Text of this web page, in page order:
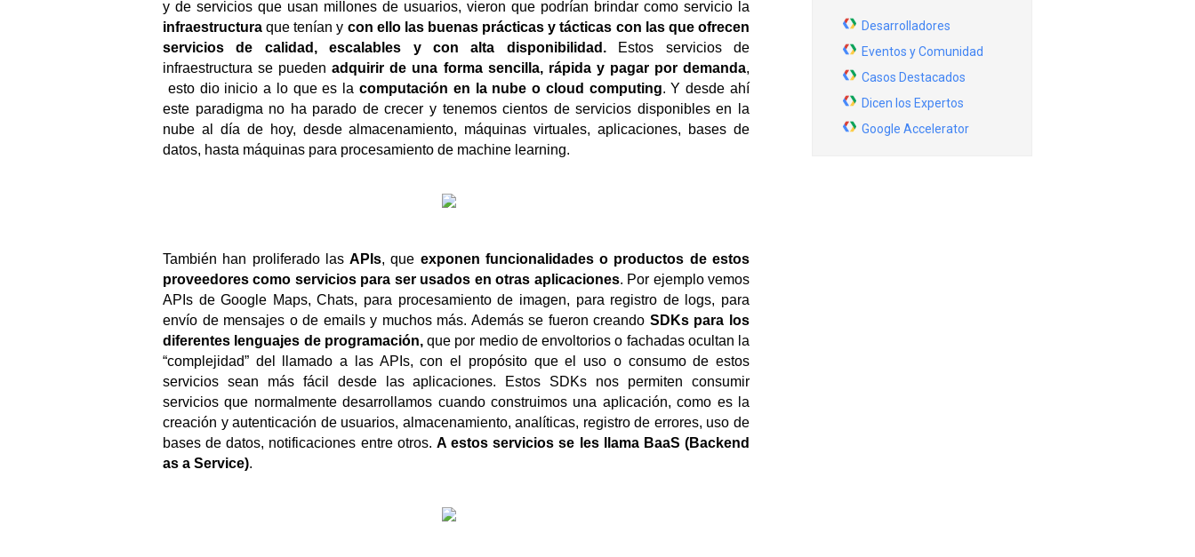
infraestructura que tenían y con ello las buenas prácticas y tácticas con las que ofrecen
servicios de calidad, escalables y con alta disponibilidad. Estos servicios de
infraestructura se pueden adquirir de una forma sencilla, rápida y pagar por demanda,
esto dio inicio a lo que es la computación en la nube o cloud computing. Y desde ahí
este paradigma no ha parado de crecer y tenemos cientos de servicios disponibles en la
nube al día de hoy, desde almacenamiento, máquinas virtuales, aplicaciones, bases de
datos, hasta máquinas para procesamiento de machine learning.
También han proliferado las APIs, que exponen funcionalidades o productos de estos
proveedores como servicios para ser usados en otras aplicaciones. Por ejemplo vemos
APIs de Google Maps, Chats, para procesamiento de imagen, para registro de logs, para
envío de mensajes o de emails y muchos más. Además se fueron creando SDKs para los
diferentes lenguajes de programación, que por medio de envoltorios o fachadas ocultan la
“complejidad” del llamado a las APIs, con el propósito que el uso o consumo de estos
servicios sean más fácil desde las aplicaciones. Estos SDKs nos permiten consumir
servicios que normalmente desarrollamos cuando construimos una aplicación, como es la
creación y autenticación de usuarios, almacenamiento, analíticas, registro de errores, uso de
bases de datos, notificaciones entre otros. A estos servicios se les llama BaaS (Backend
as a Service).
Desarrolladores
Eventos y Comunidad
Casos Destacados
Dicen los Expertos
Google Accelerator